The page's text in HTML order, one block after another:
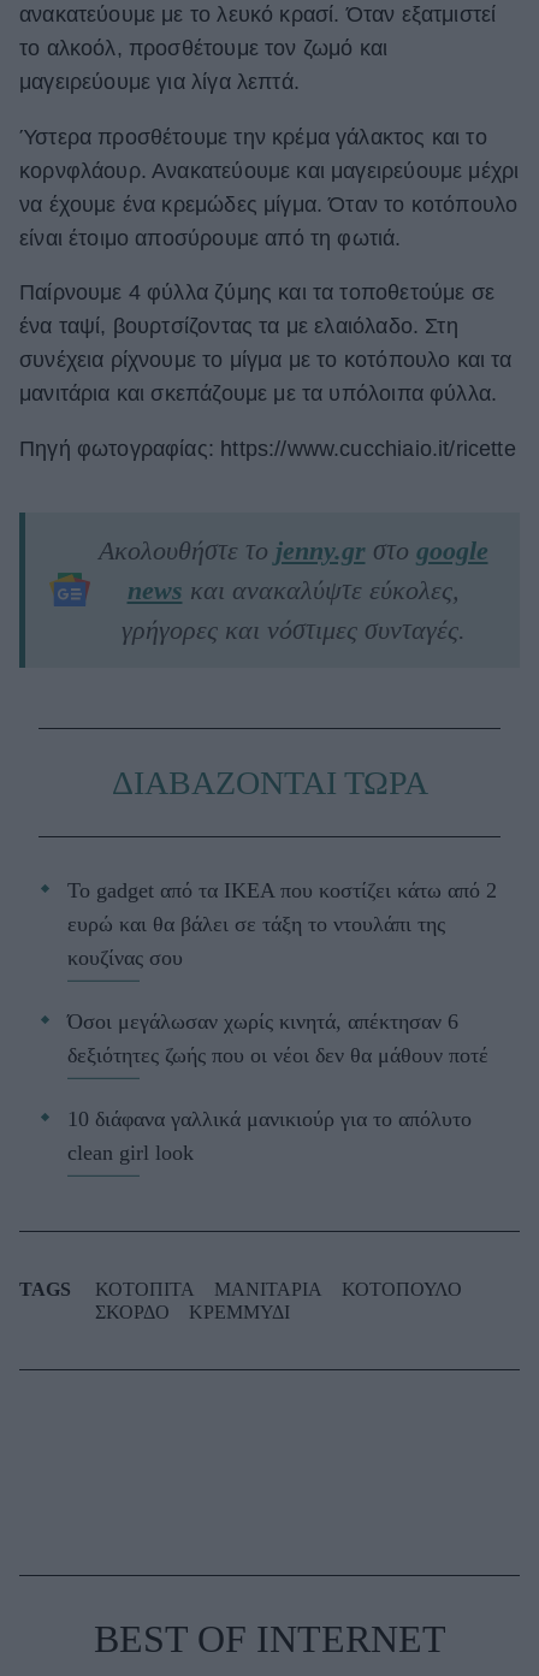
ανακατεύουμε με το λευκό κρασί. Όταν εξατμιστεί
το αλκοόλ, προσθέτουμε τον ζωμό και
μαγειρεύουμε για λίγα λεπτά.
Ύστερα προσθέτουμε την κρέμα γάλακτος και το
κορνφλάουρ. Ανακατεύουμε και μαγειρεύουμε μέχρι
να έχουμε ένα κρεμώδες μίγμα. Όταν το κοτόπουλο
είναι έτοιμο αποσύρουμε από τη φωτιά.
Παίρνουμε 4 φύλλα ζύμης και τα τοποθετούμε σε
ένα ταψί, βουρτσίζοντας τα με ελαιόλαδο. Στη
συνέχεια ρίχνουμε το μίγμα με το κοτόπουλο και τα
μανιτάρια και σκεπάζουμε με τα υπόλοιπα φύλλα.
Πηγή φωτογραφίας: https://www.cucchiaio.it/ricette
Ακολουθήστε το jenny.grστο google
news και ανακαλύψτε εύκολες,
γρήγορες και νόστιμες συνταγές.
ΔΙΑΒΑΖΟΝΤΑΙ ΤΩΡΑ
Το gadget από τα IKEA που κοστίζει κάτω από 2
ευρώ και θα βάλει σε τάξη το ντουλάπι της
κουζίνας σου
Όσοι μεγάλωσαν χωρίς κινητά, απέκτησαν 6
δεξιότητες ζωής που οι νέοι δεν θα μάθουν ποτέ
10 διάφανα γαλλικά μανικιούρ για το απόλυτο
clean girl look
TAGS ΚΟΤΟΠΙΤΑ ΜΑΝΙΤΑΡΙΑ
ΚΟΤΟΠΟΥΛΟ
ΣΚΟΡΔΟ
ΚΡΕΜΜΥΔΙ
BEST OF INTERNET